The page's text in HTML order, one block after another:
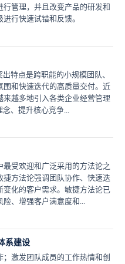
管理，并且改变产品的研发和
行快速试错和反馈。
特点是跨职能的小规模团队、
和快速迭代的高质量交付。近
越多地引入各类企业经营管理
念、提升核心竞争...
受欢迎和广泛采用的方法论之
方法论强调团队协作、快速迭
化的客户需求。敏捷方法论已
、增强客户满意度和...
系建设
激发团队成员的工作热情和创